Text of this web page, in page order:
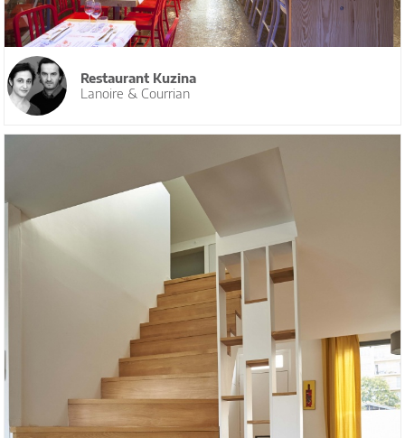
Restaurant Kuzina
Lanoire & Courrian